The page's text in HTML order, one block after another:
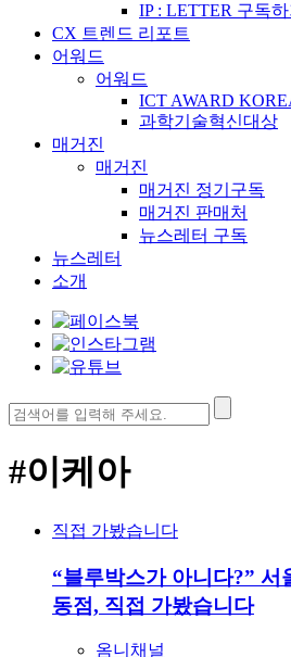
IP : LETTER 구독하
CX 트렌드 리포트
어워드
어워드
ICT AWARD
과학기술혁신대상
매거진
매거진
매거진 정기구독
매거진 판매처
뉴스레터 구독
뉴스레터
소개
검
색:
#이케아
직접 가봤습니다
“블루박스가 아니다?” 서
동점, 직접 가봤습니다
옴니채널